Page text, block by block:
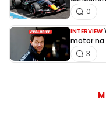
0
INTERVIEW
motor na
3